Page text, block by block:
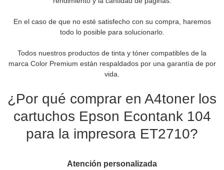
En el caso de que no esté satisfecho con su compra, haremos
todo lo posible para solucionarlo.
Todos nuestros productos de tinta y tóner compatibles de la
marca Color Premium están respaldados por una garantía de por
vida.
¿Por qué comprar en A4toner los
cartuchos Epson Econtank 104
para la impresora ET2710?
Atención personalizada